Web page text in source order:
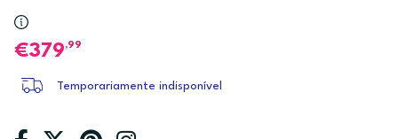
379,99
Temporariamente indisponível